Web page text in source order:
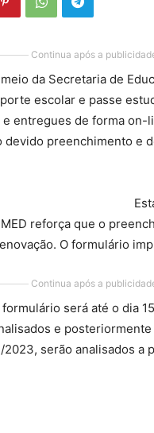
Continua após a
da Secretaria de
escolar e passe
entregues de forma
preenchimento e
reforça que o
O formulário
Continua após a
será até o dia
e
serão analisados a